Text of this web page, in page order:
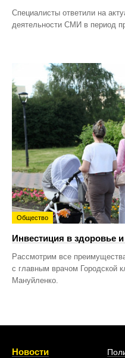
Специалисты ответили на
деятельности СМИ в период
Общество
Инвестиция в здоровье
Рассмотрим все
с главным врачом Городской
Мануйленко.
Новости